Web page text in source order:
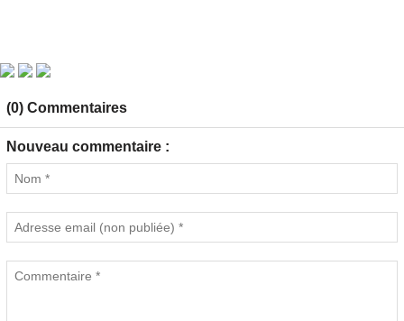
(0) Commentaires
Nouveau commentaire :